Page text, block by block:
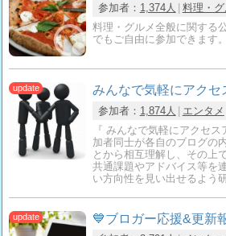
参加者： 1,374人 料理・グ
料理・グルメ全般に関する
でもご自由に参加できます。
みんなで気軽にアクセ
参加者： 1,874人 エンタメ
『 みんなで気軽にアクセ
加者同士が各自のブログの
とから相互理解し、その上
共通課題やアドバイス等を
い方向性を見い出せるよう
💙ブロガー応援&更新